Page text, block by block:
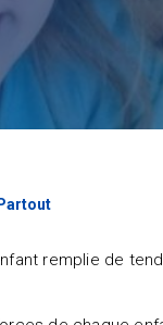
remplie de